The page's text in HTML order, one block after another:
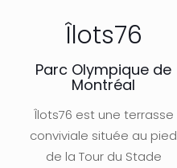
Îlots76
Parc Olympique de
Montréal
Îlots76 est une terrasse
conviviale située au pied
de la Tour du Stade